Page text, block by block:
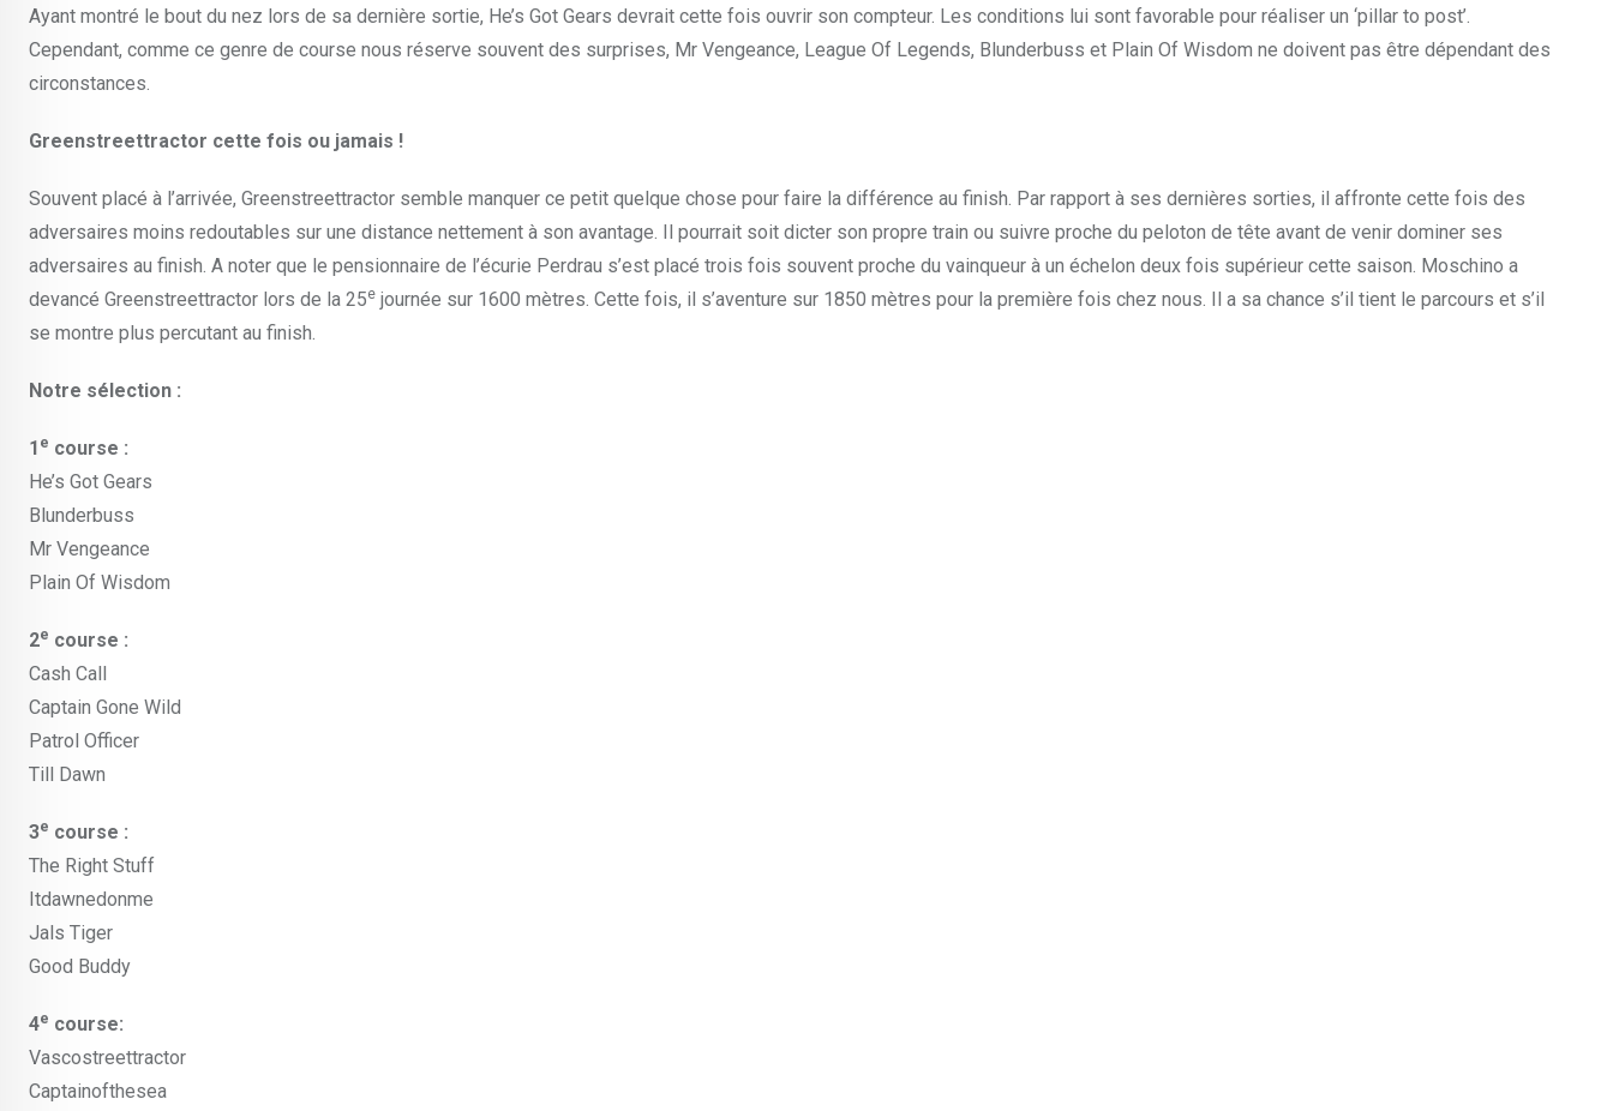
Ayant montré le bout du nez lors de sa dernière sortie, He’s Got Gears devrait cette fois ouvrir son compteur. Les conditions lui sont favorable pour réaliser un ‘pillar to post’.
Cependant, comme ce genre de course nous réserve souvent des surprises, Mr Vengeance, League Of Legends, Blunderbuss et Plain Of Wisdom ne doivent pas être dépendant des
circonstances.
Greenstreettractor cette fois ou jamais !
Souvent placé à l’arrivée, Greenstreettractor semble manquer ce petit quelque chose pour faire la différence au finish. Par rapport à ses dernières sorties, il affronte cette fois des
adversaires moins redoutables sur une distance nettement à son avantage. Il pourrait soit dicter son propre train ou suivre proche du peloton de tête avant de venir dominer ses
adversaires au finish. A noter que le pensionnaire de l’écurie Perdrau s’est placé trois fois souvent proche du vainqueur à un échelon deux fois supérieur cette saison. Moschino a
devancé Greenstreettractor lors de la 25e journée sur 1600 mètres. Cette fois, il s’aventure sur 1850 mètres pour la première fois chez nous. Il a sa chance s’il tient le parcours et s’il
se montre plus percutant au finish.
Notre sélection :
1 e course :
He’s Got Gears
Blunderbuss
Mr Vengeance
Plain Of Wisdom
2e course :
Cash Call
Captain Gone Wild
Patrol Officer
Till Dawn
3e course :
The Right Stuff
Itdawnedonme
Jals Tiger
Good Buddy
4e course:
Vascostreettractor
Captainofthesea